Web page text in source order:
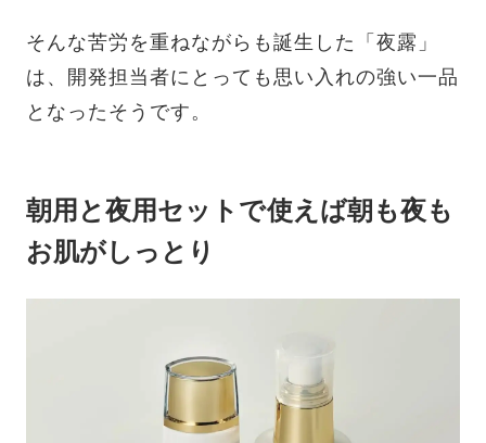
そんな苦労を重ねながらも誕生した「夜露」
は、開発担当者にとっても思い入れの強い一品
となったそうです。
朝用と夜用セットで使えば朝も夜も
お肌がしっとり